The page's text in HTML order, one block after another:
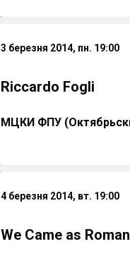
3 березня 2014, пн. 19:00
Riccardo Fogli
МЦКИ ФПУ
4 березня 2014, вт. 19:00
We Came as